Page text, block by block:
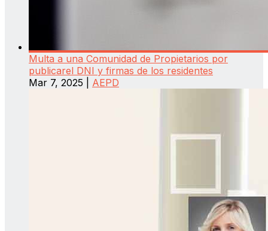
Multa a una Comunidad de Propietarios por
publicarel DNI y firmas de los residentes
Mar 7, 2025
AEPD